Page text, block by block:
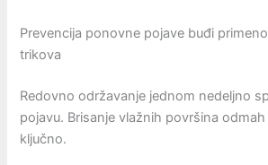
Prevencija ponovne pojave buđi
trikova
Redovno održavanje jednom nedeljno
pojavu. Brisanje vlažnih površina
ključno.